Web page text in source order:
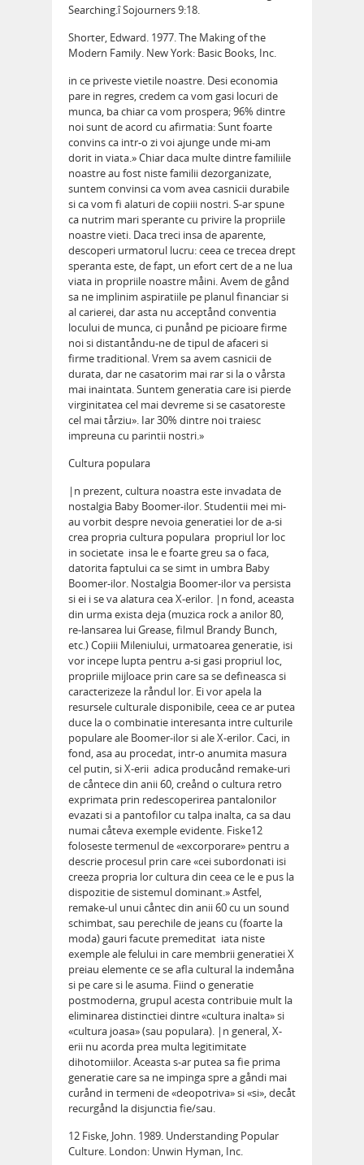
Searching.î Sojourners 9:18.
Shorter, Edward. 1977. The Making of the
Modern Family. New York: Basic Books, Inc.
in ce priveste vietile noastre. Desi economia
pare in regres, credem ca vom gasi locuri de
munca, ba chiar ca vom prospera; 96% dintre
noi sunt de acord cu afirmatia: Sunt foarte
convins ca intr-o zi voi ajunge unde mi-am
dorit in viata.» Chiar daca multe dintre familiile
noastre au fost niste familii dezorganizate,
suntem convinsi ca vom avea casnicii durabile
si ca vom fi alaturi de copiii nostri. S-ar spune
ca nutrim mari sperante cu privire la propriile
noastre vieti. Daca treci insa de aparente,
descoperi urmatorul lucru: ceea ce trecea drept
speranta este, de fapt, un efort cert de a ne lua
viata in propriile noastre måini. Avem de gånd
sa ne implinim aspiratiile pe planul financiar si
al carierei, dar asta nu acceptånd conventia
locului de munca, ci punånd pe picioare firme
noi si distantåndu-ne de tipul de afaceri si
firme traditional. Vrem sa avem casnicii de
durata, dar ne casatorim mai rar si la o vårsta
mai inaintata. Suntem generatia care isi pierde
virginitatea cel mai devreme si se casatoreste
cel mai tårziu». Iar 30% dintre noi traiesc
impreuna cu parintii nostri.»
Cultura populara
|n prezent, cultura noastra este invadata de
nostalgia Baby Boomer-ilor. Studentii mei mi-
au vorbit despre nevoia generatiei lor de a-si
crea propria cultura populara  propriul lor loc
in societate  insa le e foarte greu sa o faca,
datorita faptului ca se simt in umbra Baby
Boomer-ilor. Nostalgia Boomer-ilor va persista
si ei i se va alatura cea X-erilor. |n fond, aceasta
din urma exista deja (muzica rock a anilor 80,
re-lansarea lui Grease, filmul Brandy Bunch,
etc.) Copiii Mileniului, urmatoarea generatie, isi
vor incepe lupta pentru a-si gasi propriul loc,
propriile mijloace prin care sa se defineasca si
caracterizeze la råndul lor. Ei vor apela la
resursele culturale disponibile, ceea ce ar putea
duce la o combinatie interesanta intre culturile
populare ale Boomer-ilor si ale X-erilor. Caci, in
fond, asa au procedat, intr-o anumita masura
cel putin, si X-erii  adica producånd remake-uri
de cåntece din anii 60, creånd o cultura retro
exprimata prin redescoperirea pantalonilor
evazati si a pantofilor cu talpa inalta, ca sa dau
numai cåteva exemple evidente. Fiske12
foloseste termenul de «excorporare» pentru a
descrie procesul prin care «cei subordonati isi
creeza propria lor cultura din ceea ce le e pus la
dispozitie de sistemul dominant.» Astfel,
remake-ul unui cåntec din anii 60 cu un sound
schimbat, sau perechile de jeans cu (foarte la
moda) gauri facute premeditat  iata niste
exemple ale felului in care membrii generatiei X
preiau elemente ce se afla cultural la indemåna
si pe care si le asuma. Fiind o generatie
postmoderna, grupul acesta contribuie mult la
eliminarea distinctiei dintre «cultura inalta» si
«cultura joasa» (sau populara). |n general, X-
erii nu acorda prea multa legitimitate
dihotomiilor. Aceasta s-ar putea sa fie prima
generatie care sa ne impinga spre a gåndi mai
curånd in termeni de «deopotriva» si «si», decåt
recurgånd la disjunctia fie/sau.
12 Fiske, John. 1989. Understanding Popular
Culture. London: Unwin Hyman, Inc.